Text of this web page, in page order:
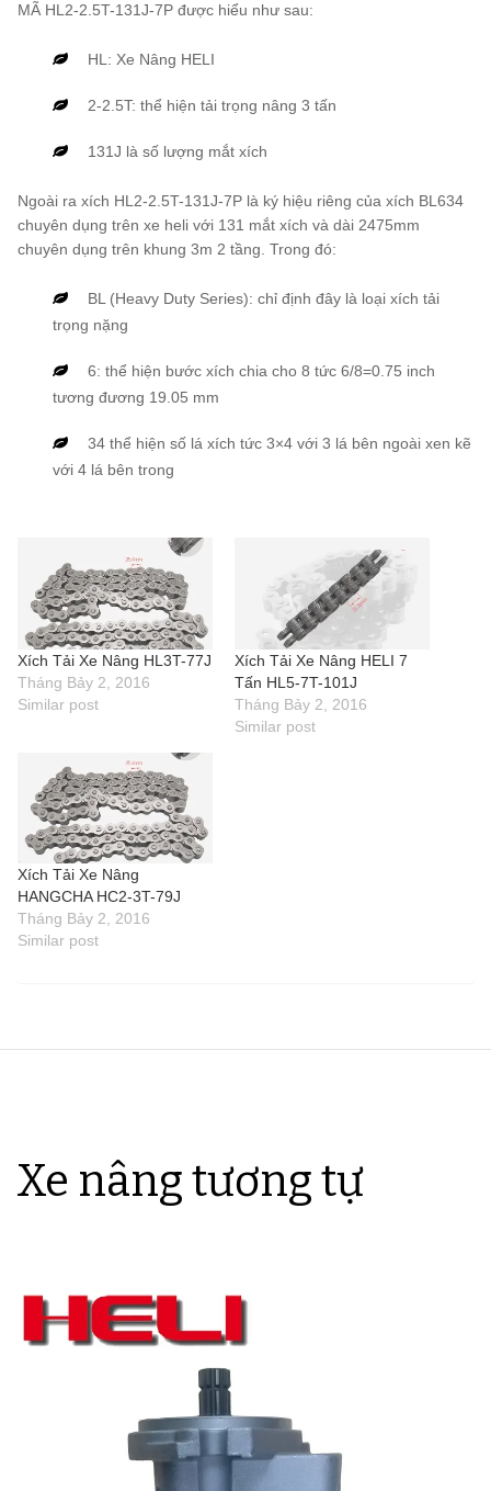
MÃ HL2-2.5T-131J-7P được hiểu như sau:
HL: Xe Nâng HELI
2-2.5T: thể hiện tải trọng nâng 3 tấn
131J là số lượng mắt xích
Ngoài ra xích HL2-2.5T-131J-7P là ký hiệu riêng của xích BL634
chuyên dụng trên xe heli với 131 mắt xích và dài 2475mm
chuyên dụng trên khung 3m 2 tầng. Trong đó:
BL (Heavy Duty Series): chỉ định đây là loại xích tải
trọng nặng
6: thể hiện bước xích chia cho 8 tức 6/8=0.75 inch
tương đương 19.05 mm
34 thể hiện số lá xích tức 3×4 với 3 lá bên ngoài xen kẽ
với 4 lá bên trong
Xích Tải Xe Nâng HL3T-77J
Tháng Bảy 2, 2016
Similar post
Xích Tải Xe Nâng HELI 7
Tấn HL5-7T-101J
Tháng Bảy 2, 2016
Similar post
Xích Tải Xe Nâng
HANGCHA HC2-3T-79J
Tháng Bảy 2, 2016
Similar post
Xe nâng tương tự